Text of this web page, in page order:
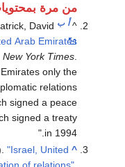
من مرة
^أ ب David
Arab Emirates
.New York Times
only the
relations
signed a peace
signed a treaty
in 1994.
^
"Israel, United
of relations"